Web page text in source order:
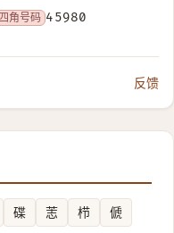
四角号码 45980
反馈
碟 䓌 栉
傂